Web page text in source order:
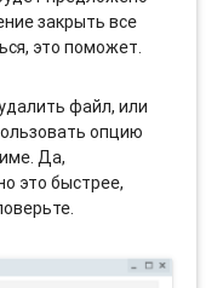
закрыть все
это поможет.
файл, или
опцию
Да,
это быстрее,